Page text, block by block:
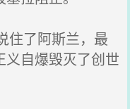
住了阿斯兰，最
自爆毁灭了创世